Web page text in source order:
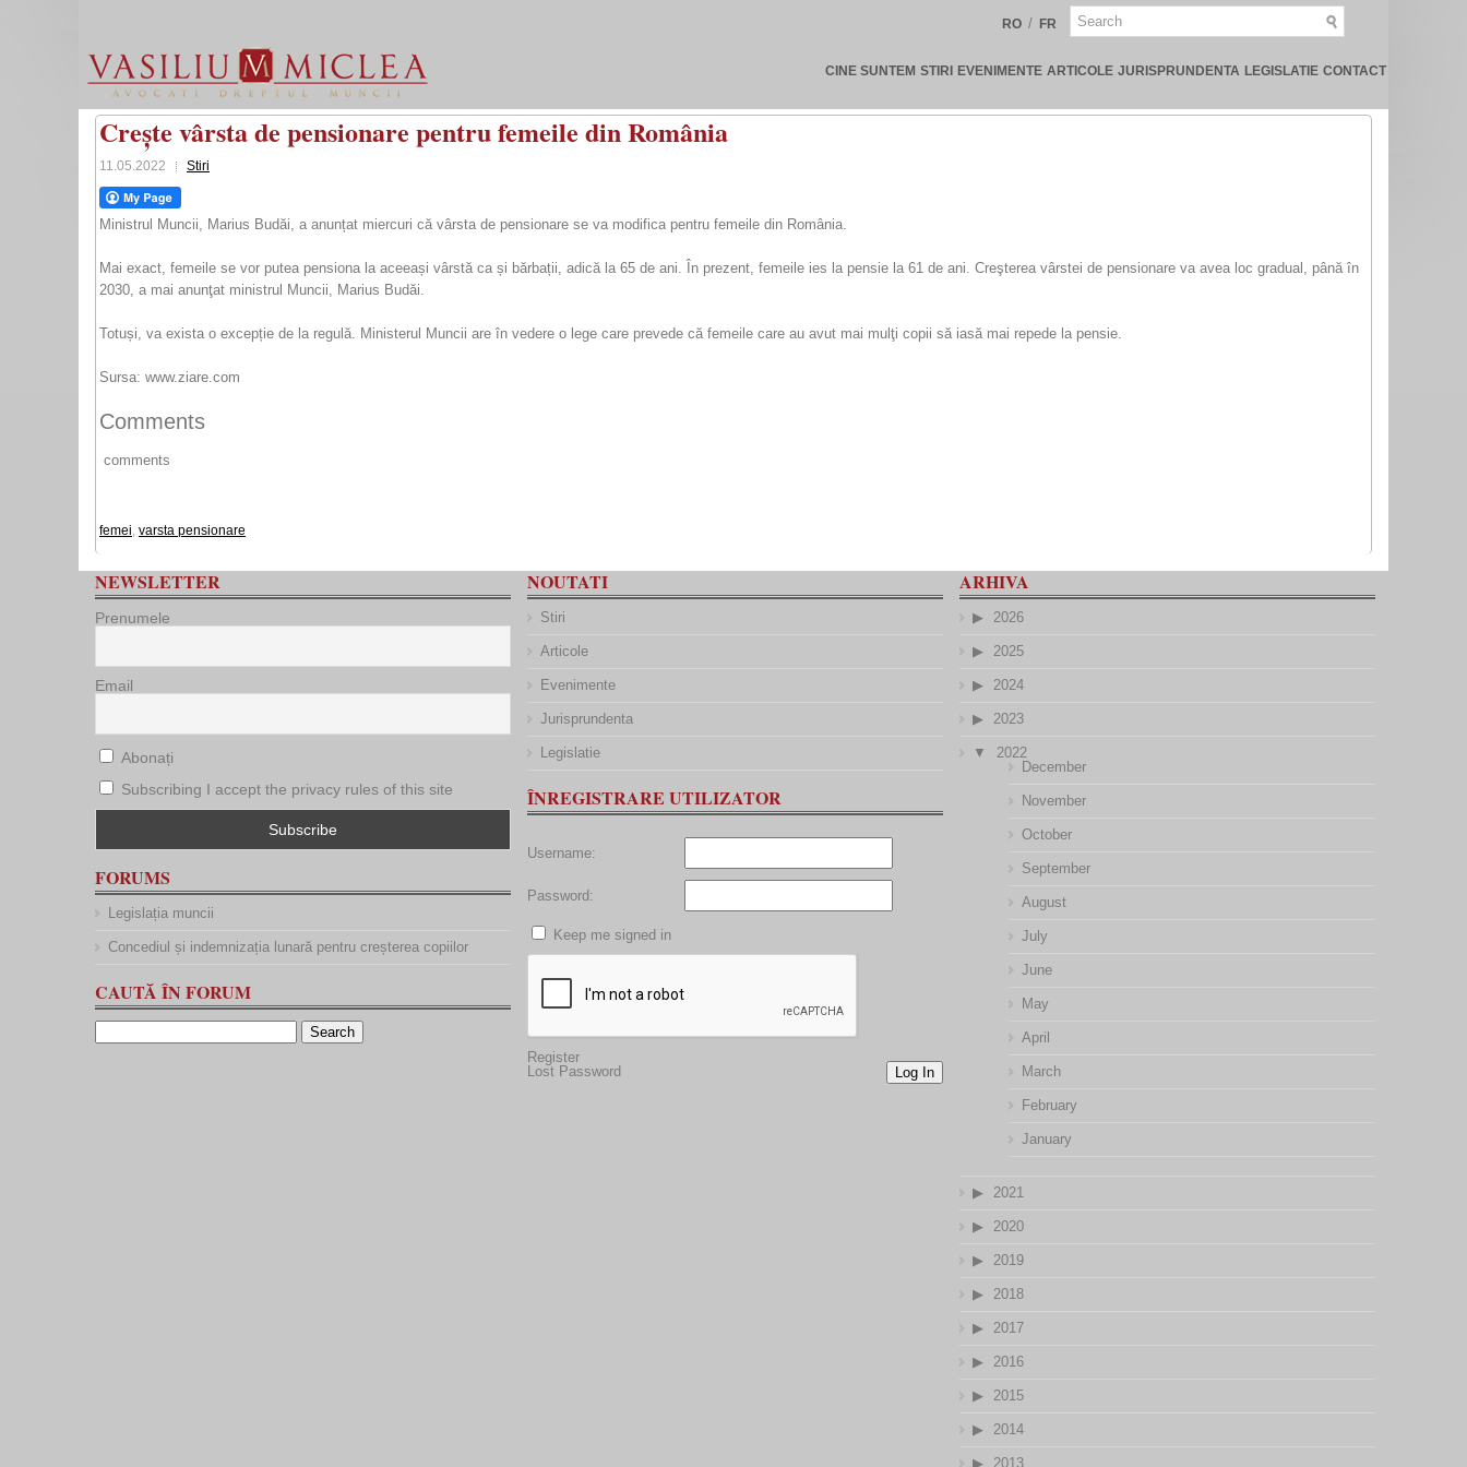
RO / FR
CINE SUNTEM STIRI EVENIMENTE ARTICOLE JURISPRUNDENTA LEGISLATIE CONTACT
Crește vârsta de pensionare pentru femeile din România
11.05.2022 Stiri
Ministrul Muncii, Marius Budăi, a anunțat miercuri că vârsta de pensionare se va modifica pentru femeile din România.
Mai exact, femeile se vor putea pensiona la aceeași vârstă ca și bărbații, adică la 65 de ani. În prezent, femeile ies la pensie la 61 de ani. Creşterea vârstei de pensionare va avea loc gradual, până în
2030, a mai anunţat ministrul Muncii, Marius Budăi.
Totuși, va exista o excepție de la regulă. Ministerul Muncii are în vedere o lege care prevede că femeile care au avut mai mulţi copii să iasă mai repede la pensie.
Sursa: www.ziare.com
Comments
comments
femei, varsta pensionare
NEWSLETTER
Prenumele
Email
Abonați
Subscribing I accept the privacy rules of this site
FORUMS
Legislația muncii
Concediul și indemnizația lunară pentru creșterea copiilor
CAUTĂ ÎN FORUM
NOUTATI
Stiri
Articole
Evenimente
Jurisprundenta
Legislatie
ÎNREGISTRARE UTILIZATOR
Username:
Password:
Keep me signed in
Log In
Register
Lost Password
ARHIVA
2026
2025
2024
2023
2022
December
November
October
September
August
July
June
May
April
March
February
January
2021
2020
2019
2018
2017
2016
2015
2014
2013